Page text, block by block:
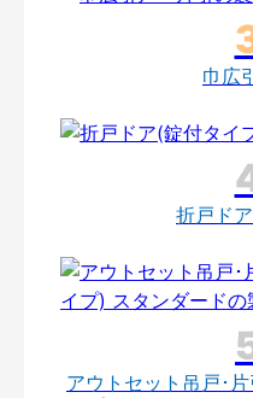
巾広
折戸ド
アウトセット吊戸･